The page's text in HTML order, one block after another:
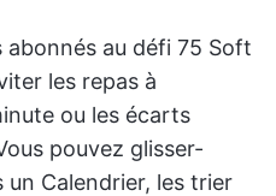
abonnés au défi 75 Soft
les repas à
ou les écarts
pouvez glisser-
un Calendrier, les trier